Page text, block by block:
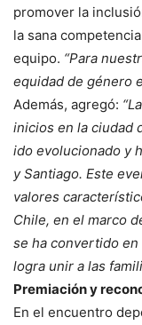
promover la
la sana
equipo. “Para
equidad de género
Además, agregó:
inicios en la ciudad
ido evolucionado y
y Santiago. Este
valores
Chile, en el marco
se ha convertido
logra unir a las
Premiación y
En el encuentro